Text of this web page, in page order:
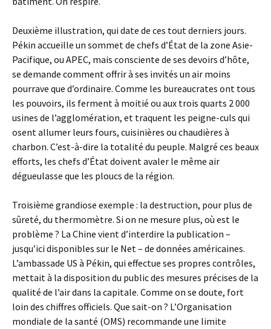
Deuxième illustration, qui date de ces tout derniers jours.
Pékin accueille un sommet de chefs d’État de la zone Asie-
Pacifique, ou APEC, mais consciente de ses devoirs d’hôte,
se demande comment offrir à ses invités un air moins
pourrave que d’ordinaire. Comme les bureaucrates ont tous
les pouvoirs, ils ferment à moitié ou aux trois quarts 2 000
usines de l’agglomération, et traquent les peigne-culs qui
osent allumer leurs fours, cuisinières ou chaudières à
charbon. C’est-à-dire la totalité du peuple. Malgré ces beaux
efforts, les chefs d’État doivent avaler le même air
dégueulasse que les ploucs de la région.
Troisième grandiose exemple : la destruction, pour plus de
sûreté, du thermomètre. Si on ne mesure plus, où est le
problème ? La Chine vient d’interdire la publication –
jusqu’ici disponibles sur le Net – de données américaines.
L’ambassade US à Pékin, qui effectue ses propres contrôles,
mettait à la disposition du public des mesures précises de la
qualité de l’air dans la capitale. Comme on se doute, fort
loin des chiffres officiels. Que sait-on ? L’Organisation
mondiale de la santé (OMS) recommande une limite